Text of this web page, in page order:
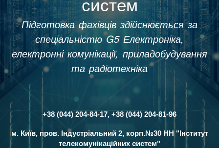
систем
Підготовка фахівців здійснюється за
спеціальністю G5 Електроніка,
електронні комунікації, приладобудування
та радіотехніка
Контакти
+38 (044) 204-84-17, +38 (044) 204-81-96
м. Київ, пров. Індустріальний 2, корп.№30 НН "Інститут
телекомунікаційних систем"